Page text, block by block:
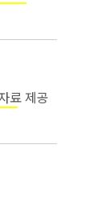
료 제공